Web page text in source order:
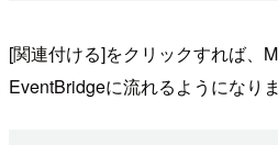
[関連付ける]をクリックすれば、
EventBridgeに流れるようになりま